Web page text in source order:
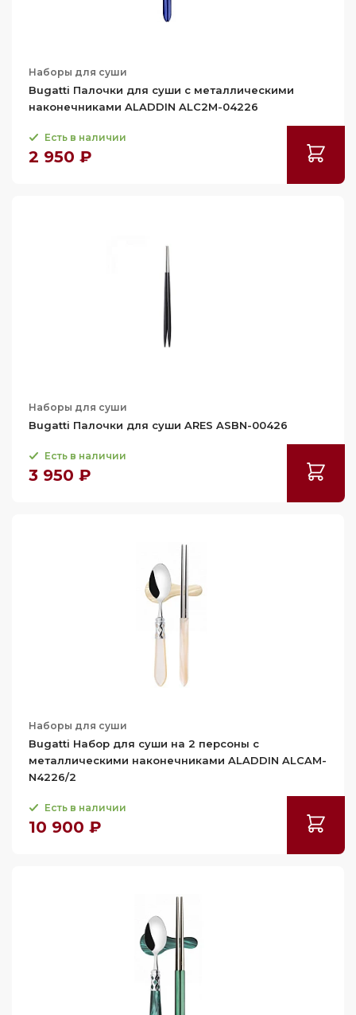
Наборы для суши
Bugatti Палочки для суши с металлическими
наконечниками ALADDIN ALC2M-04226
Есть в наличии
2 950 ₽
Наборы для суши
Bugatti Палочки для суши ARES ASBN-00426
Есть в наличии
3 950 ₽
Наборы для суши
Bugatti Набор для суши на 2 персоны с
металлическими наконечниками ALADDIN ALCAM-
N4226/2
Есть в наличии
10 900 ₽